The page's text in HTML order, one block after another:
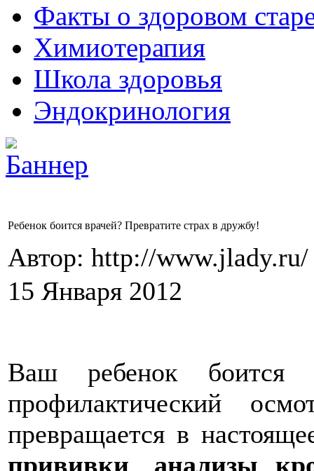
Факты о здоровом
Химиoтерапия
Школа здоровья
Эндокринология
Ребенок боится врачей? Превратите страх в дружбу!
Автор: http://
15 Января 2012
Ваш ребенок боится
профилактический
превращается в
прививки
анализы